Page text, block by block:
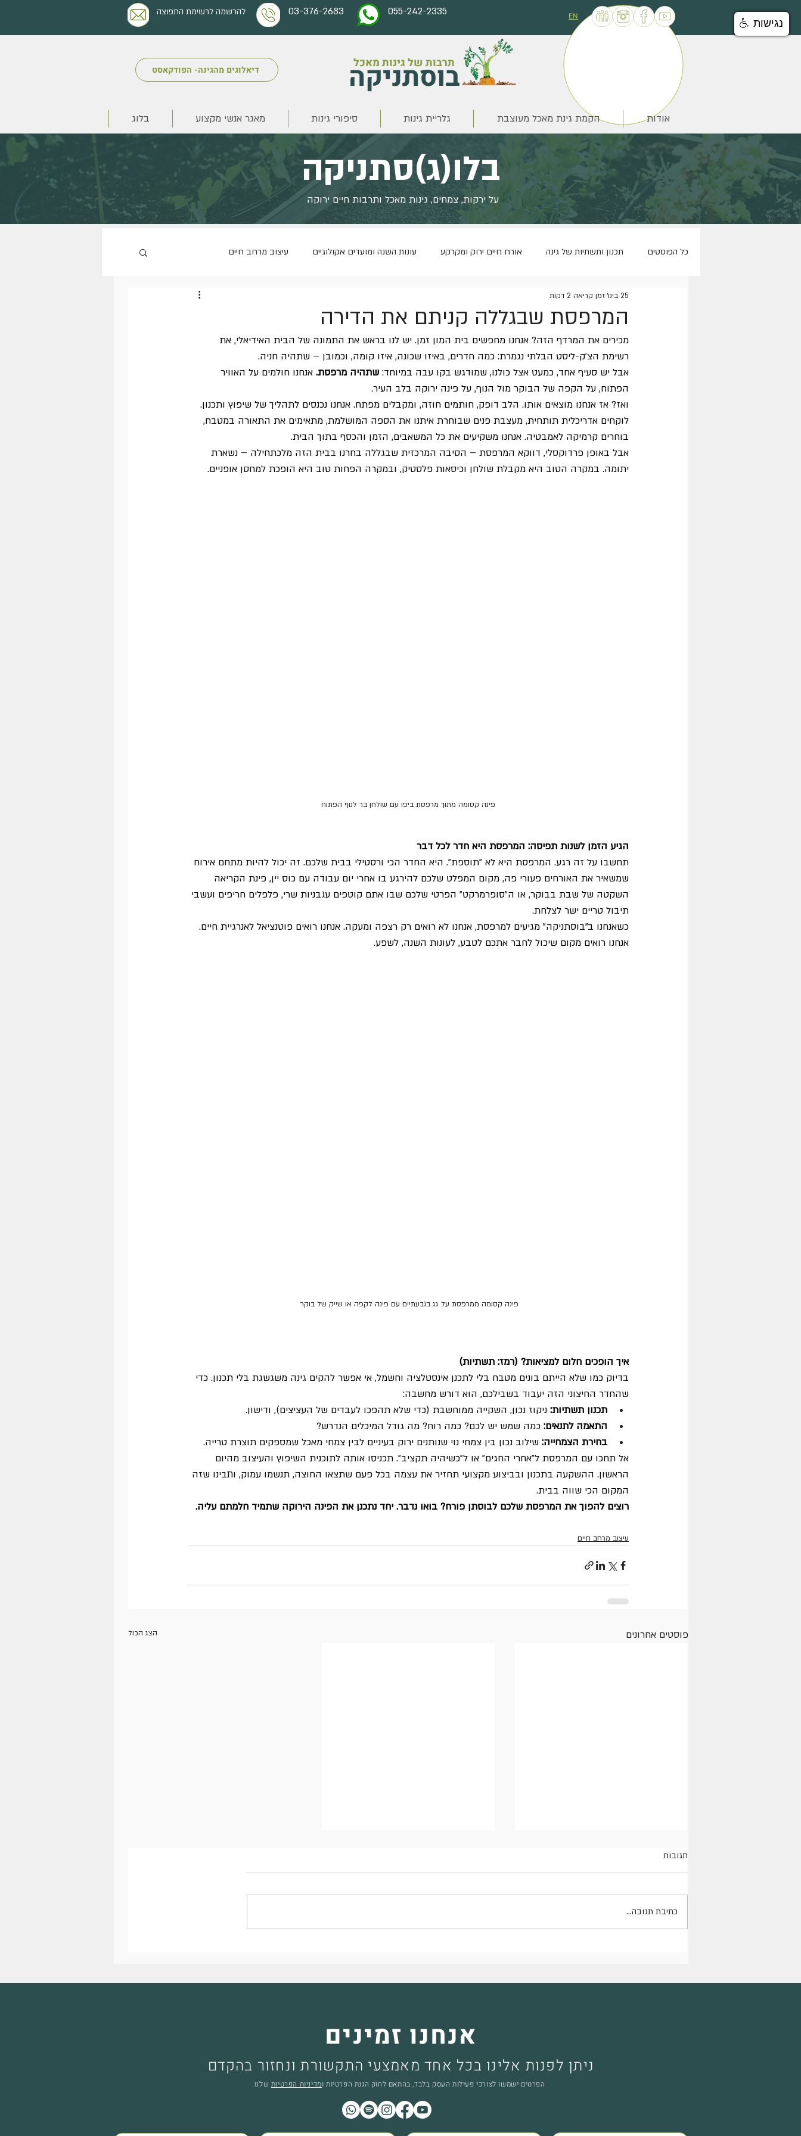
להרשמה לרשימת התפוצה 03-376-2683 055-242-2335 EN
דיאלוגים מהגינה- הפודקאסט בוסתניקה
תרבות של גינות מאכל
אודות הקמת גינת מאכל מעוצבת גלריית גינות סיפורי גינות מאגר אנשי מקצוע בלוג
בלו(ג)סתניקה
על ירקות, צמחים, גינות מאכל ותרבות חיים ירוקה
כל הפוסטים תכנון ותשתיות של גינה אורח חיים ירוק ומקרקע עונות השנה ומועדים אקולוגיים עיצוב מרחב חיים
פרויקטים מיוחדים מתכונים
המרפסת שבגללה קניתם את הדירה
25 בינו׳ זמן קריאה 2 דקות
מכירים את המרדף הזה? אנחנו מחפשים בית המון זמן. יש לנו בראש את התמונה של הבית האידיאלי, את
רשימת הצ'ק-ליסט הבלתי נגמרת: כמה חדרים, באיזו שכונה, איזו קומה, וכמובן – שתהיה חניה.
אבל יש סעיף אחד, כמעט אצל כולנו, שמודגש בקו עבה במיוחד: שתהיה מרפסת. אנחנו חולמים על האוויר
הפתוח, על הקפה של הבוקר מול הנוף, על פינה ירוקה בלב העיר.
ואז? אז אנחנו מוצאים אותו. הלב דופק, חותמים חוזה, ומקבלים מפתח. אנחנו נכנסים לתהליך של שיפוץ ותכנון.
לוקחים אדריכלית תותחית, מעצבת פנים שבוחרת איתנו את הספה המושלמת, מתאימים את התאורה במטבח,
בוחרים קרמיקה לאמבטיה. אנחנו משקיעים את כל המשאבים, הזמן והכסף בתוך הבית.
אבל באופן פרדוקסלי, דווקא המרפסת – הסיבה המרכזית שבגללה בחרנו בבית הזה מלכתחילה – נשארת
יתומה. במקרה הטוב היא מקבלת שולחן וכיסאות פלסטיק, ובמקרה הפחות טוב היא הופכת למחסן אופניים.
פינה קסומה מתוך מרפסת ביפו עם שולחן בר לנוף הפתוח
הגיע הזמן לשנות תפיסה: המרפסת היא חדר לכל דבר
תחשבו על זה רגע. המרפסת היא לא "תוספת". היא החדר הכי ורסטילי בבית שלכם. זה יכול להיות מתחם אירוח
שמשאיר את האורחים פעורי פה, מקום המפלט שלכם להירגע בו אחרי יום עבודה עם כוס יין, פינת הקריאה
השקטה של שבת בבוקר, או ה"סופרמרקט" הפרטי שלכם שבו אתם קוטפים עגבניות שרי, פלפלים חריפים ועשבי
תיבול טריים ישר לצלחת.
כשאנחנו ב"בוסתניקה" מגיעים למרפסת, אנחנו לא רואים רק רצפה ומעקה. אנחנו רואים פוטנציאל לאנרגיית חיים.
אנחנו רואים מקום שיכול לחבר אתכם לטבע, לעונות השנה, לשפע.
פינה קסומה ממרפסת על גג בגבעתיים עם פינה לקפה או שייק של בוקר
איך הופכים חלום למציאות? (רמז: תשתיות)
בדיוק כמו שלא הייתם בונים מטבח בלי לתכנן אינסטלציה וחשמל, אי אפשר להקים גינה משגשגת בלי תכנון. כדי
שהחדר החיצוני הזה יעבוד בשבילכם, הוא דורש מחשבה:
תכנון תשתיות: ניקוז נכון, השקייה ממוחשבת (כדי שלא תהפכו לעבדים של העציצים), ודישון.
התאמה לתנאים: כמה שמש יש לכם? כמה רוח? מה גודל המיכלים הנדרש?
בחירת הצמחייה: שילוב נכון בין צמחי נוי שנותנים ירוק בעיניים לבין צמחי מאכל שמספקים תוצרת טרייה.
אל תחכו עם המרפסת ל"אחרי החגים" או ל"כשיהיה תקציב". תכניסו אותה לתוכנית השיפוץ והעיצוב מהיום
הראשון. ההשקעה בתכנון ובביצוע מקצועי תחזיר את עצמה בכל פעם שתצאו החוצה, תנשמו עמוק, ותבינו שזה
המקום הכי שווה בבית.
רוצים להפוך את המרפסת שלכם לבוסתן פורח? בואו נדבר. יחד נתכנן את הפינה הירוקה שתמיד חלמתם עליה.
עיצוב מרחב חיים
פוסטים אחרונים הצג הכול
גינה של שקט
שלכם!
תגובות
כתיבת תגובה...
אנחנו זמינים
ניתן לפנות אלינו בכל אחד מאמצעי התקשורת ונחזור בהקדם
הפרטים ישמשו לצורכי פעילות העסק בלבד, בהתאם לחוק הגנת הפרטיות ומדיניות הפרטיות שלנו.
נגישות